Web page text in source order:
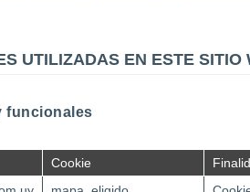
UTILIZADAS EN ESTE SITIO
funcionales
Cookie